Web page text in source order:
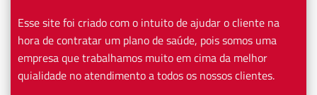
Esse site foi criado com o intuito de ajudar o cliente na
hora de contratar um plano de saúde, pois somos uma
empresa que trabalhamos muito em cima da melhor
quialidade no atendimento a todos os nossos clientes.